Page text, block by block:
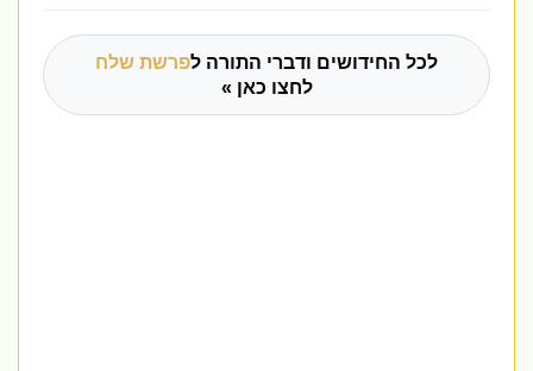
לכל החידושים ודברי התורה לפרשת שלח
לחצו כאן »